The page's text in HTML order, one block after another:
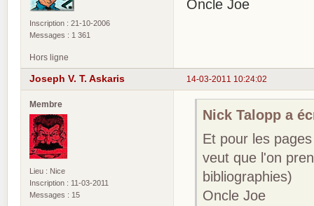
Inscription : 21-10-2006
Messages : 1 361
Oncle Joe
Hors ligne
14-03-2011 10:24:02
Joseph V. T. Askaris
Membre
Lieu : Nice
Inscription : 11-03-2011
Messages : 15
Nick Talopp a
Et pour les
veut que l'on
bibliographies)
Oncle Joe